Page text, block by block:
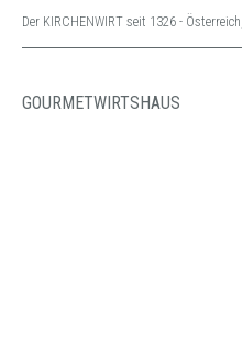
Der KIRCHENWIRT seit 1326 - Österreich,
GOURMETWIRTSHAUS